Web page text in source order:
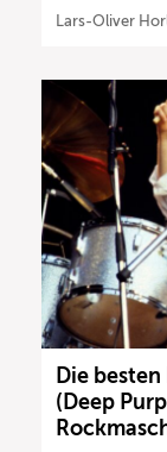
Lars-Oliver
Die
(Deep